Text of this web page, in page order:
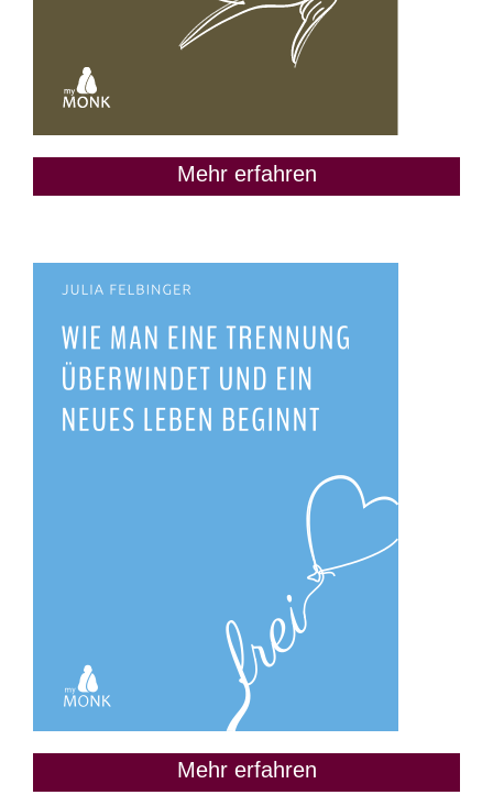
Mehr erfahren
Mehr erfahren